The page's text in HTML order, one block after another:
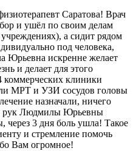
Саратова! Врач
и ушёл по своим делам
а сидит рядом
под человека,
Юрьевна искренне желает
и делает для этого
клиники
МРТ и УЗИ сосудов головы
назначали, ничего
рук Людмилы Юрьевны
3 дня боль ушла! Такое
и стремление помочь
Вам огромное!